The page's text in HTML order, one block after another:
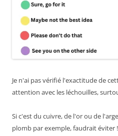
Je n'ai pas vérifié l'exactitude de
attention avec les léchouilles,
Si c'est du cuivre, de l'or ou de
plomb par exemple, faudrait éviter !